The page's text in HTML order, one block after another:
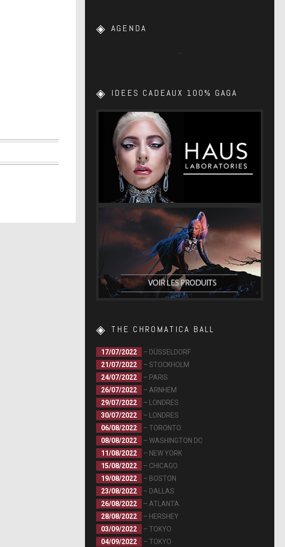
AGENDA
IDEES CADEAUX 100% GAGA
THE CHROMATICA BALL
17/07/2022
– DÜSSELDORF
21/07/2022
– STOCKHOLM
24/07/2022
– PARIS
26/07/2022
– ARNHEM
29/07/2022
– LONDRES
30/07/2022
– LONDRES
06/08/2022
– TORONTO
08/08/2022
– WASHINGTON DC
11/08/2022
– NEW YORK
15/08/2022
– CHICAGO
19/08/2022
– BOSTON
23/08/2022
– DALLAS
26/08/2022
– ATLANTA
28/08/2022
– HERSHEY
03/09/2022
– TOKYO
04/09/2022
– TOKYO